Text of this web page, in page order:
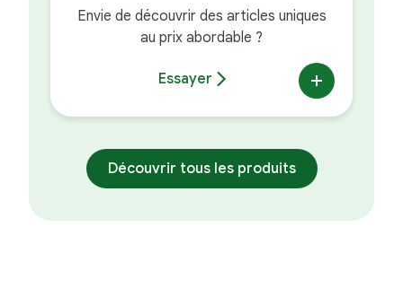
Envie de découvrir des articles uniques
au prix abordable ?
Essayer
Découvrir tous les produits